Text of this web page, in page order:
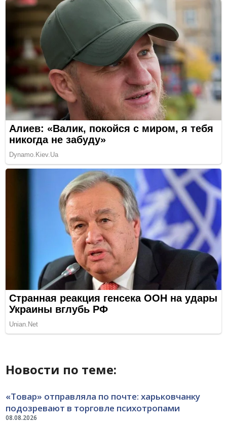
Новости по теме:
08.08.2026
«Товар» отправляла по почте: харьковчанку
подозревают в торговле психотропами